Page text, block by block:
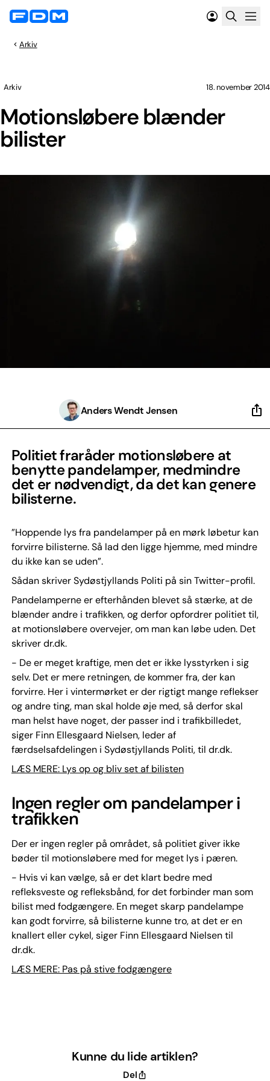
Arkiv
Motionsløbere blænder
bilister
Arkiv 18. november 2014
Anders Wendt Jensen
Politiet fraråder motionsløbere at
benytte pandelamper, medmindre
det er nødvendigt, da det kan genere
bilisterne.
”Hoppende lys fra pandelamper på en mørk løbetur kan
forvirre bilisterne. Så lad den ligge hjemme, med mindre
du ikke kan se uden”.
Sådan skriver Sydøstjyllands Politi på sin Twitter-profil.
Pandelamperne er efterhånden blevet så stærke, at de
blænder andre i trafikken, og derfor opfordrer politiet til,
at motionsløbere overvejer, om man kan løbe uden. Det
skriver dr.dk.
- De er meget kraftige, men det er ikke lysstyrken i sig
selv. Det er mere retningen, de kommer fra, der kan
forvirre. Her i vintermørket er der rigtigt mange reflekser
og andre ting, man skal holde øje med, så derfor skal
man helst have noget, der passer ind i trafikbilledet,
siger Finn Ellesgaard Nielsen, leder af
færdselsafdelingen i Sydøstjyllands Politi, til dr.dk.
LÆS MERE: Lys op og bliv set af bilisten
Ingen regler om pandelamper i
trafikken
Der er ingen regler på området, så politiet giver ikke
bøder til motionsløbere med for meget lys i pæren.
- Hvis vi kan vælge, så er det klart bedre med
refleksveste og refleksbånd, for det forbinder man som
bilist med fodgængere. En meget skarp pandelampe
kan godt forvirre, så bilisterne kunne tro, at det er en
knallert eller cykel, siger Finn Ellesgaard Nielsen til
dr.dk.
LÆS MERE: Pas på stive fodgængere
Kunne du lide artiklen?
Del